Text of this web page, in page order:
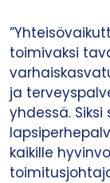
toimivaksi
ja
yhdessä.
kaikille